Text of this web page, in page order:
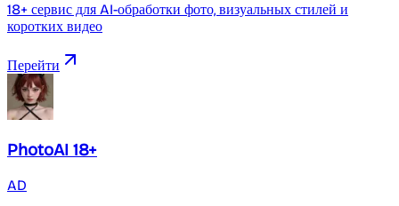
18+ сервис для AI-обработки фото, визуальных стилей и
коротких видео
Перейти
PhotoAI 18+
AD